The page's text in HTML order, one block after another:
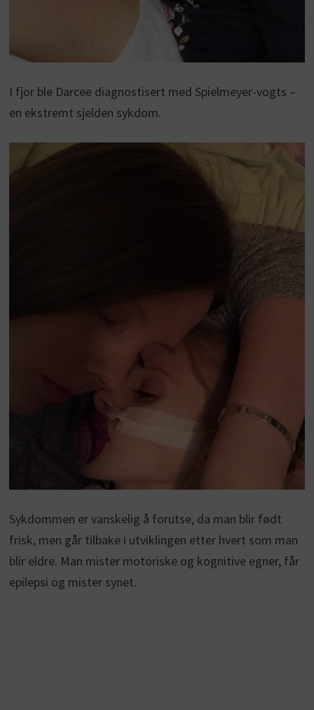
I fjor ble Darcee diagnostisert med Spielmeyer-vogts –
en ekstremt sjelden sykdom.
Sykdommen er vanskelig å forutse, da man blir født
frisk, men går tilbake i utviklingen etter hvert som man
blir eldre. Man mister motoriske og kognitive egner, får
epilepsi og mister synet.